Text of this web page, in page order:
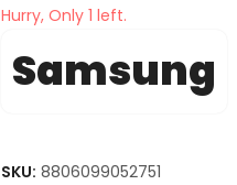
Hurry, Only 1 left.
Samsung
SKU: 8806099052751